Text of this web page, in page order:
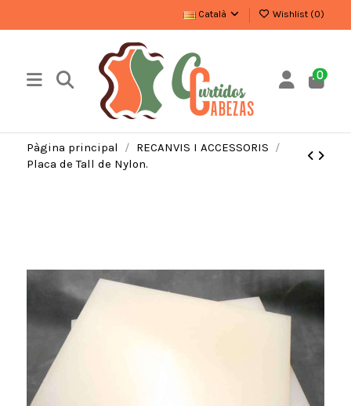
Català Wishlist (0)
0
Pàgina principal
RECANVIS I ACCESSORIS
Placa de Tall de Nylon.